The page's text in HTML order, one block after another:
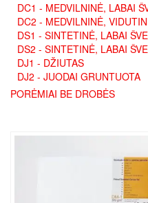
DC1 - MEDVILNINĖ, LABAI
DC2 - MEDVILNINĖ,
DS1 - SINTETINĖ, LABAI
DS2 - SINTETINĖ, LABAI
DJ1 - DŽIUTAS
DJ2 - JUODAI GRUNTUOTA
PORĖMIAI BE DROBĖS